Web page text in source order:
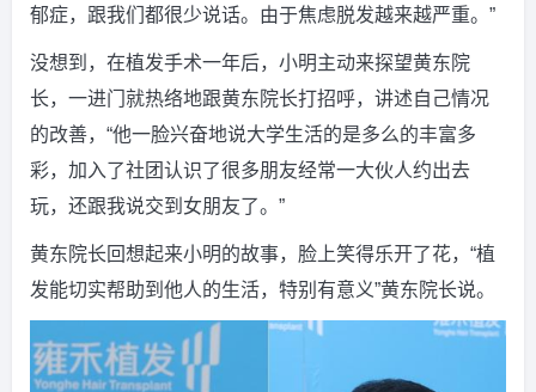
郁症，跟我们都很少说话。由于焦虑脱发越来越严重。”
没想到，在植发手术一年后，小明主动来探望黄东院
长，一进门就热络地跟黄东院长打招呼，讲述自己情况
的改善，“他一脸兴奋地说大学生活的是多么的丰富多
彩，加入了社团认识了很多朋友经常一大伙人约出去
玩，还跟我说交到女朋友了。”
黄东院长回想起来小明的故事，脸上笑得乐开了花，“植
发能切实帮助到他人的生活，特别有意义”黄东院长说。